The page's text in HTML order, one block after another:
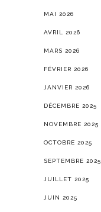
MAI 2026
AVRIL 2026
MARS 2026
FÉVRIER 2026
JANVIER 2026
DÉCEMBRE 2025
NOVEMBRE 2025
OCTOBRE 2025
SEPTEMBRE 2025
JUILLET 2025
JUIN 2025